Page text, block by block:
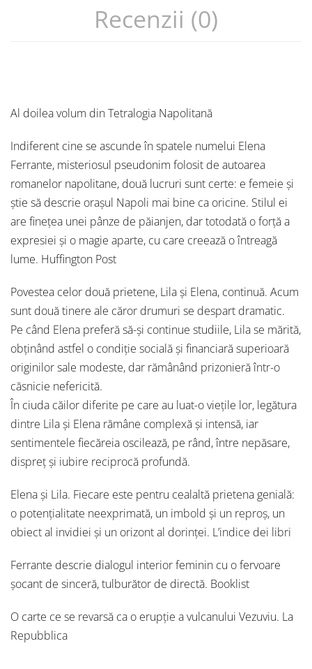
Recenzii (0)
Al doilea volum din Tetralogia Napolitană
Indiferent cine se ascunde în spatele numelui Elena
Ferrante, misteriosul pseudonim folosit de autoarea
romanelor napolitane, două lucruri sunt certe: e femeie şi
ştie să descrie oraşul Napoli mai bine ca oricine. Stilul ei
are finețea unei pânze de păianjen, dar totodată o forță a
expresiei şi o magie aparte, cu care creează o întreagă
lume. Huffington Post
Povestea celor două prietene, Lila şi Elena, continuă. Acum
sunt două tinere ale căror drumuri se despart dramatic.
Pe când Elena preferă să-şi continue studiile, Lila se mărită,
obținând astfel o condiție socială şi financiară superioară
originilor sale modeste, dar rămânând prizonieră într-o
căsnicie nefericită.
În ciuda căilor diferite pe care au luat-o viețile lor, legătura
dintre Lila şi Elena rămâne complexă şi intensă, iar
sentimentele fiecăreia oscilează, pe rând, între nepăsare,
dispreț şi iubire reciprocă profundă.
Elena şi Lila. Fiecare este pentru cealaltă prietena genială:
o potențialitate neexprimată, un imbold şi un reproş, un
obiect al invidiei şi un orizont al dorinței. L’indice dei libri
Ferrante descrie dialogul interior feminin cu o fervoare
şocant de sinceră, tulburător de directă. Booklist
O carte ce se revarsă ca o erupție a vulcanului Vezuviu. La
Repubblica